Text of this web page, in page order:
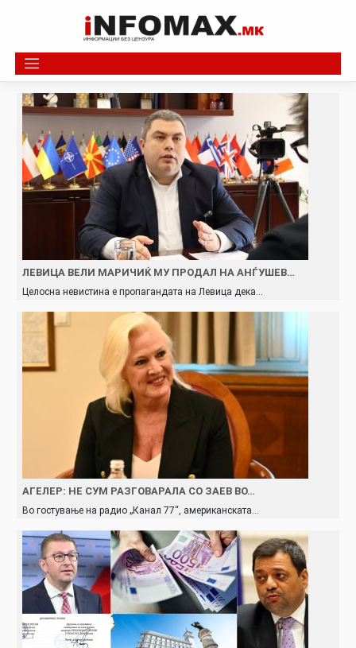
ЛЕВИЦА ВЕЛИ МАРИЧИЌ МУ ПРОДАЛ НА АНЃУШЕВ…
Целосна невистина е пропагандата на Левица дека…
АГЕЛЕР: НЕ СУМ РАЗГОВАРАЛА СО ЗАЕВ ВО…
Во гостување на радио „Канал 77“, американската…